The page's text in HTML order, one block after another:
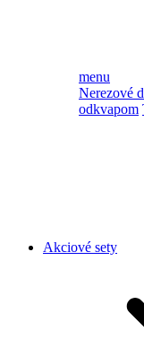
menu
Nerezové
odkvapom
Akciové sety